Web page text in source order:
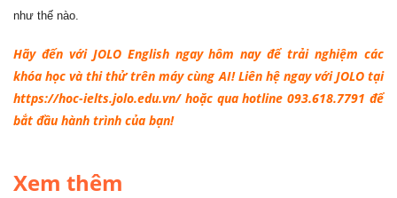
như thế nào.
Hãy đến với JOLO English ngay hôm nay để trải nghiệm các
khóa học và thi thử trên máy cùng AI! Liên hệ ngay với JOLO tại
https://hoc-ielts.jolo.edu.vn/hoặc qua hotline 093.618.7791 để
bắt đầu hành trình của bạn!
Xem thêm